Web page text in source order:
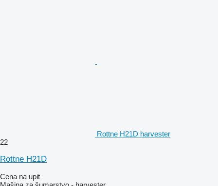
Rottne H21D harvester
22
Rottne H21D
Cena na upit